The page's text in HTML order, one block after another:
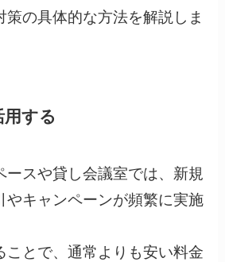
策の具体的な方法を解説しま
する
ースや貸し会議室では、新規
やキャンペーンが頻繁に実施
ことで、通常よりも安い料金